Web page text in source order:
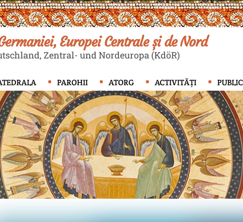
Europei Centrale și de Nord
Zentral- und Nordeuropa (KdöR)
PAROHII ATORG ACTIVITĂȚI